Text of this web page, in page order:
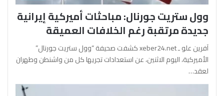
وول ستريت جورنال: مباحثات أميركية إيرانية
جديدة مرتقبة رغم الخلافات العميقة
آفرين علو ـ xeber24.net كشفت صحيفة “وول ستريت جورنال”
الأميركية، اليوم الاثنين، عن استعدادات تجريها كل من واشنطن وطهران
لعقد…